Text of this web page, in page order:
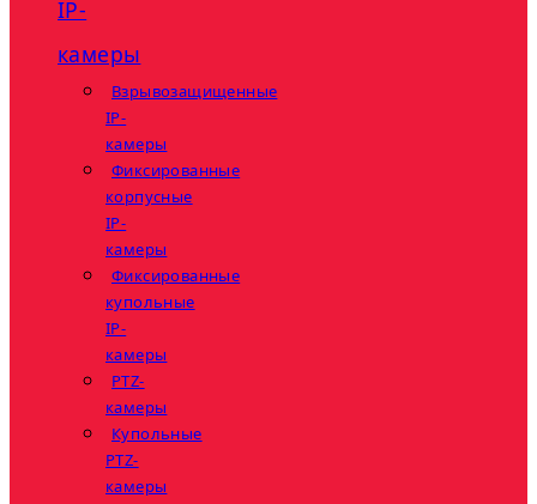
IP-
камеры
Взрывозащищенные
IP-
камеры
Фиксированные
корпусные
IP-
камеры
Фиксированные
купольные
IP-
камеры
PTZ-
камеры
Купольные
PTZ-
камеры